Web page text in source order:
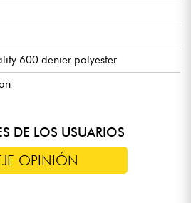
600 denier polyester
DE LOS USUARIOS
OPINIÓN